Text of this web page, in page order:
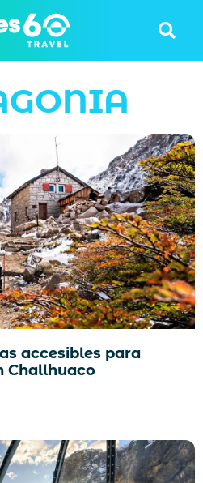
accesibles para
Challhuaco